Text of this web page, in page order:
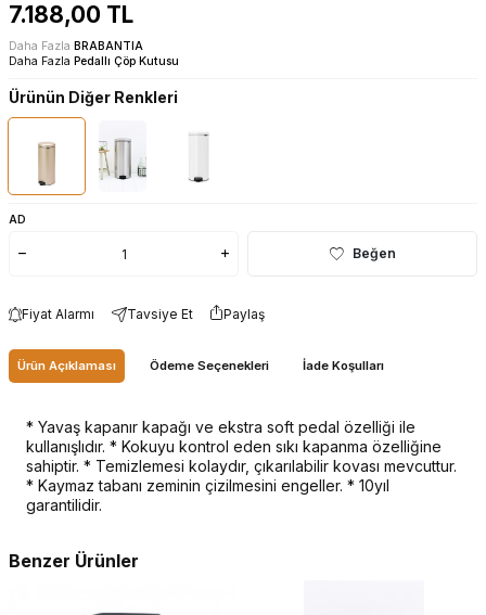
7.188,00 TL
Daha Fazla BRABANTIA
Daha Fazla Pedallı Çöp Kutusu
Ürünün Diğer Renkleri
AD
Beğen
Fiyat Alarmı Tavsiye Et Paylaş
Ürün Açıklaması Ödeme Seçenekleri İade Koşulları
* Yavaş kapanır kapağı ve ekstra soft pedal özelliği ile
kullanışlıdır. * Kokuyu kontrol eden sıkı kapanma özelliğine
sahiptir. * Temizlemesi kolaydır, çıkarılabilir kovası mevcuttur.
* Kaymaz tabanı zeminin çizilmesini engeller. * 10yıl
garantilidir.
Benzer Ürünler